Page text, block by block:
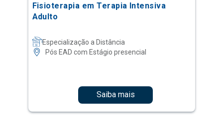
Fisioterapia em Terapia Intensiva
Adulto
Especialização a Distância
Pós EAD com Estágio presencial
Saiba mais